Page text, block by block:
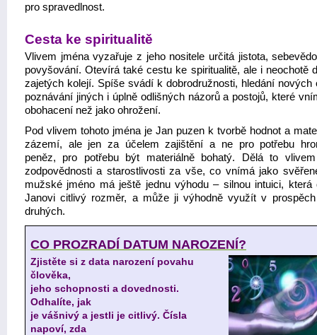
pro spravedlnost.
Cesta ke spiritualitě
Vlivem jména vyzařuje z jeho nositele určitá jistota,
povyšování. Otevírá také cestu ke spiritualitě, ale i neochotě
zajetých kolejí. Spíše svádí k dobrodružnosti, hledání nových
poznávání jiných i úplně odlišných názorů a postojů, které
obohacení než jako ohrožení.
Pod vlivem tohoto jména je Jan puzen k tvorbě hodnot a
zázemí, ale jen za účelem zajištění a ne pro potřebu
peněz, pro potřebu být materiálně bohatý. Dělá to
zodpovědnosti a starostlivosti za vše, co vnímá jako
mužské jméno má ještě jednu výhodu – silnou intuici, která
Janovi citlivý rozměr, a může ji výhodně využít v
druhých.
CO PROZRADÍ DATUM NAROZENÍ?
Zjistěte si z data narození povahu
člověka,
jeho schopnosti a dovednosti.
Odhalíte, jak
je vášnivý a jestli je citlivý. Čísla
napoví, zda